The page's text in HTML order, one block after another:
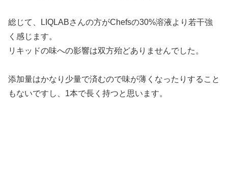
総じて、LIQLABさんの方がChefsの30%溶液より若干強
く感じます。
リキッドの味への影響は双方殆どありませんでした。
添加量はかなり少量で済むので味が薄くなったりすること
もないですし、1本で長く持つと思います。